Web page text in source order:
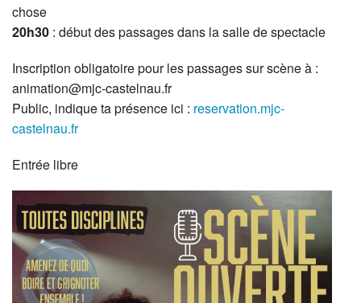
chose
20h30 : début des passages dans la salle de spectacle
Inscription obligatoire pour les passages sur scène à :
animation@mjc-castelnau.fr
Public, indique ta présence ici : reservation.mjc-
castelnau.fr
Entrée libre